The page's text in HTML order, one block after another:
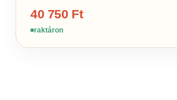
40 750 Ft
raktáron